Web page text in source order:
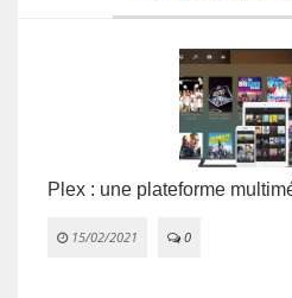
Plex : une plateforme
15/02/2021 0